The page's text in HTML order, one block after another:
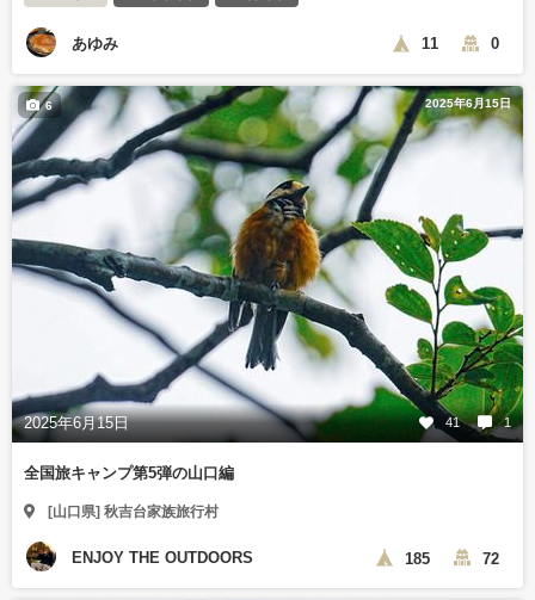
あゆみ 11 0
2025年6月15日
2025年6月15日 41 1
6
全国旅キャンプ第5弾の山口編
[山口県] 秋吉台家族旅行村
ENJOY THE OUTDOORS 185 72